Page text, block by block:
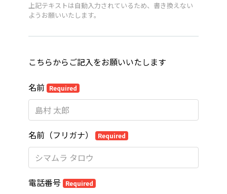
上記テキストは自動入力されているため、書き換えない
ようお願いいたします。
こちらからご記入をお願いいたします
名前 Required
名前（フリガナ） Required
電話番号 Required